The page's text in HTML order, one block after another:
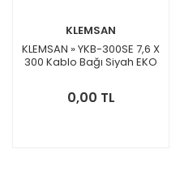
KLEMSAN
KLEMSAN » YKB-300SE 7,6 X
300 Kablo Bağı Siyah EKO
0,00 TL